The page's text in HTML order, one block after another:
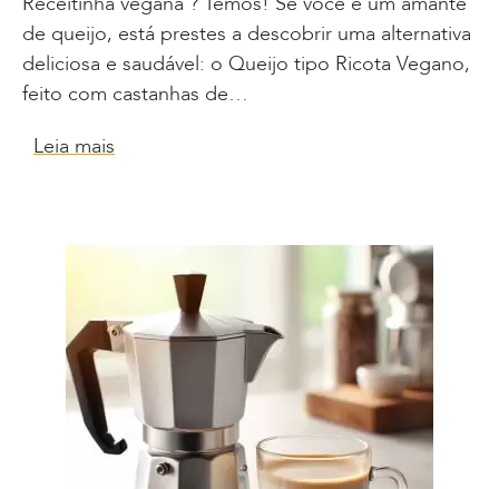
de queijo, está prestes a descobrir uma alternativa
deliciosa e saudável: o Queijo tipo Ricota Vegano,
feito com castanhas de…
Leia mais